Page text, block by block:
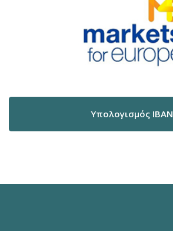
Υπολογισμός IBAN